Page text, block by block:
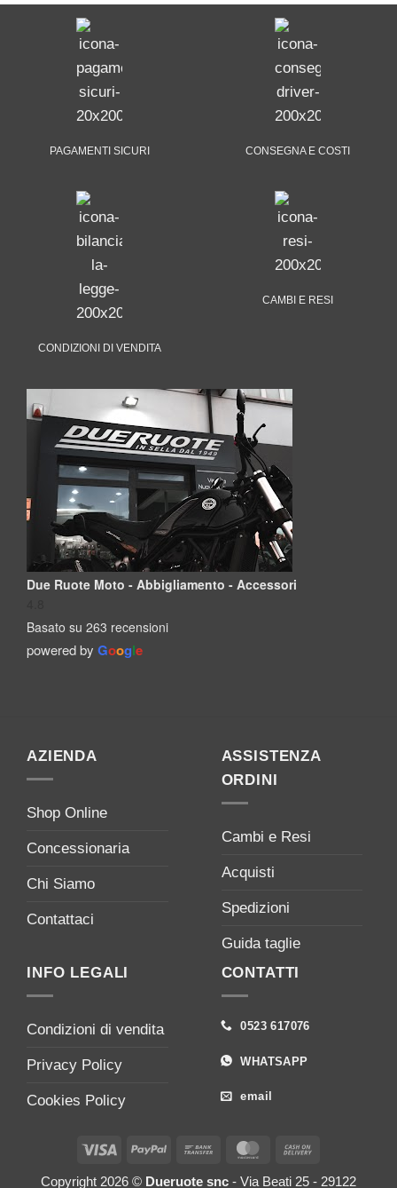
PAGAMENTI SICURI CONSEGNA E COSTI
CONDIZIONI DI VENDITA
CAMBI E RESI
Due Ruote Moto - Abbigliamento - Accessori
Basato su 263 recensioni
powered by Google
AZIENDA
Shop Online
Concessionaria
Chi Siamo
Contattaci
ASSISTENZA
ORDINI
Cambi e Resi
Acquisti
Spedizioni
Guida taglie
INFO LEGALI
Condizioni di vendita
Privacy Policy
Cookies Policy
CONTATTI
0523 617076
WHATSAPP
email
Visa PayPal
Bank
MasterCard
Copyright 2026 © Dueruote snc - Via Beati 25 - 29122